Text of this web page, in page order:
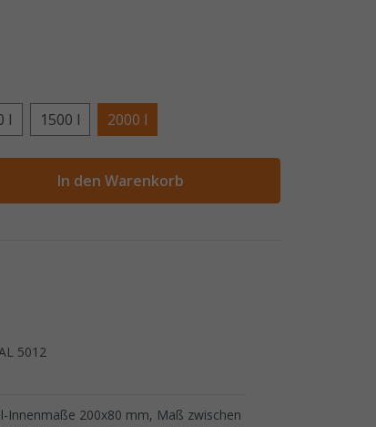
l 1500 l 2000 l
In den Warenkorb
5012
Innenmaße 200x80 mm, Maß zwischen